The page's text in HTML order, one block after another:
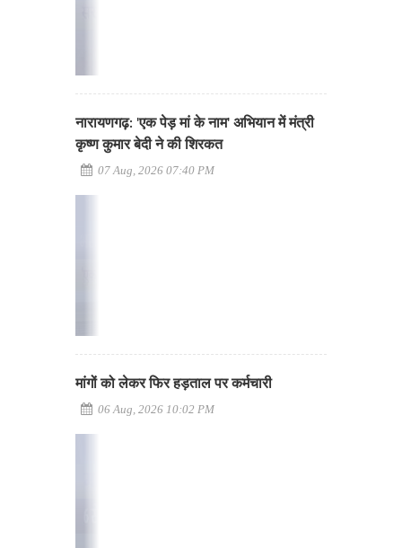
नारायणगढ़: 'एक पेड़ मां के नाम' अभियान में मंत्री
कृष्ण कुमार बेदी ने की शिरकत
07 Aug, 2026 07:40 PM
मांगों को लेकर फिर हड़ताल पर कर्मचारी
06 Aug, 2026 10:02 PM